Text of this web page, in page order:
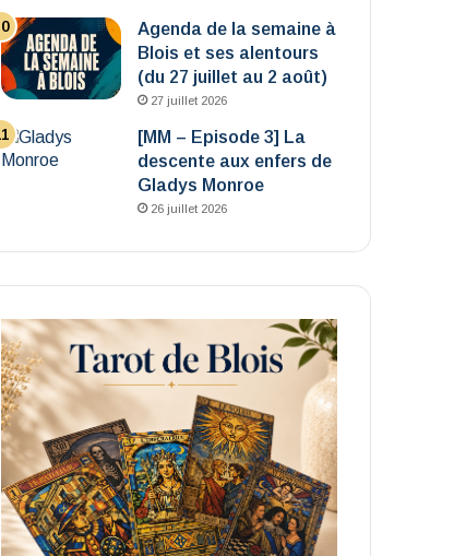
Agenda de la semaine à
Blois et ses alentours
(du 27 juillet au 2 août)
27 juillet 2026
[MM – Episode 3] La
descente aux enfers de
Gladys Monroe
26 juillet 2026